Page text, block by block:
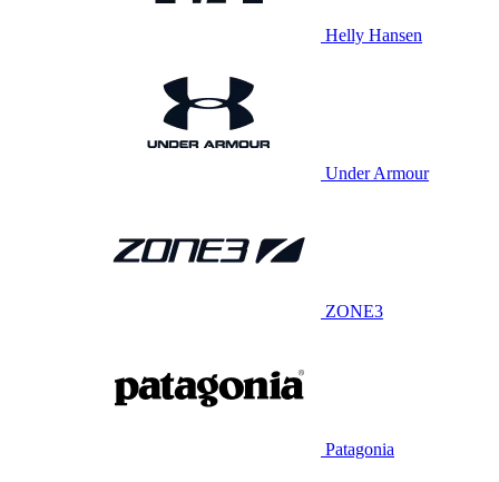
Helly Hansen
Under Armour
ZONE3
Patagonia